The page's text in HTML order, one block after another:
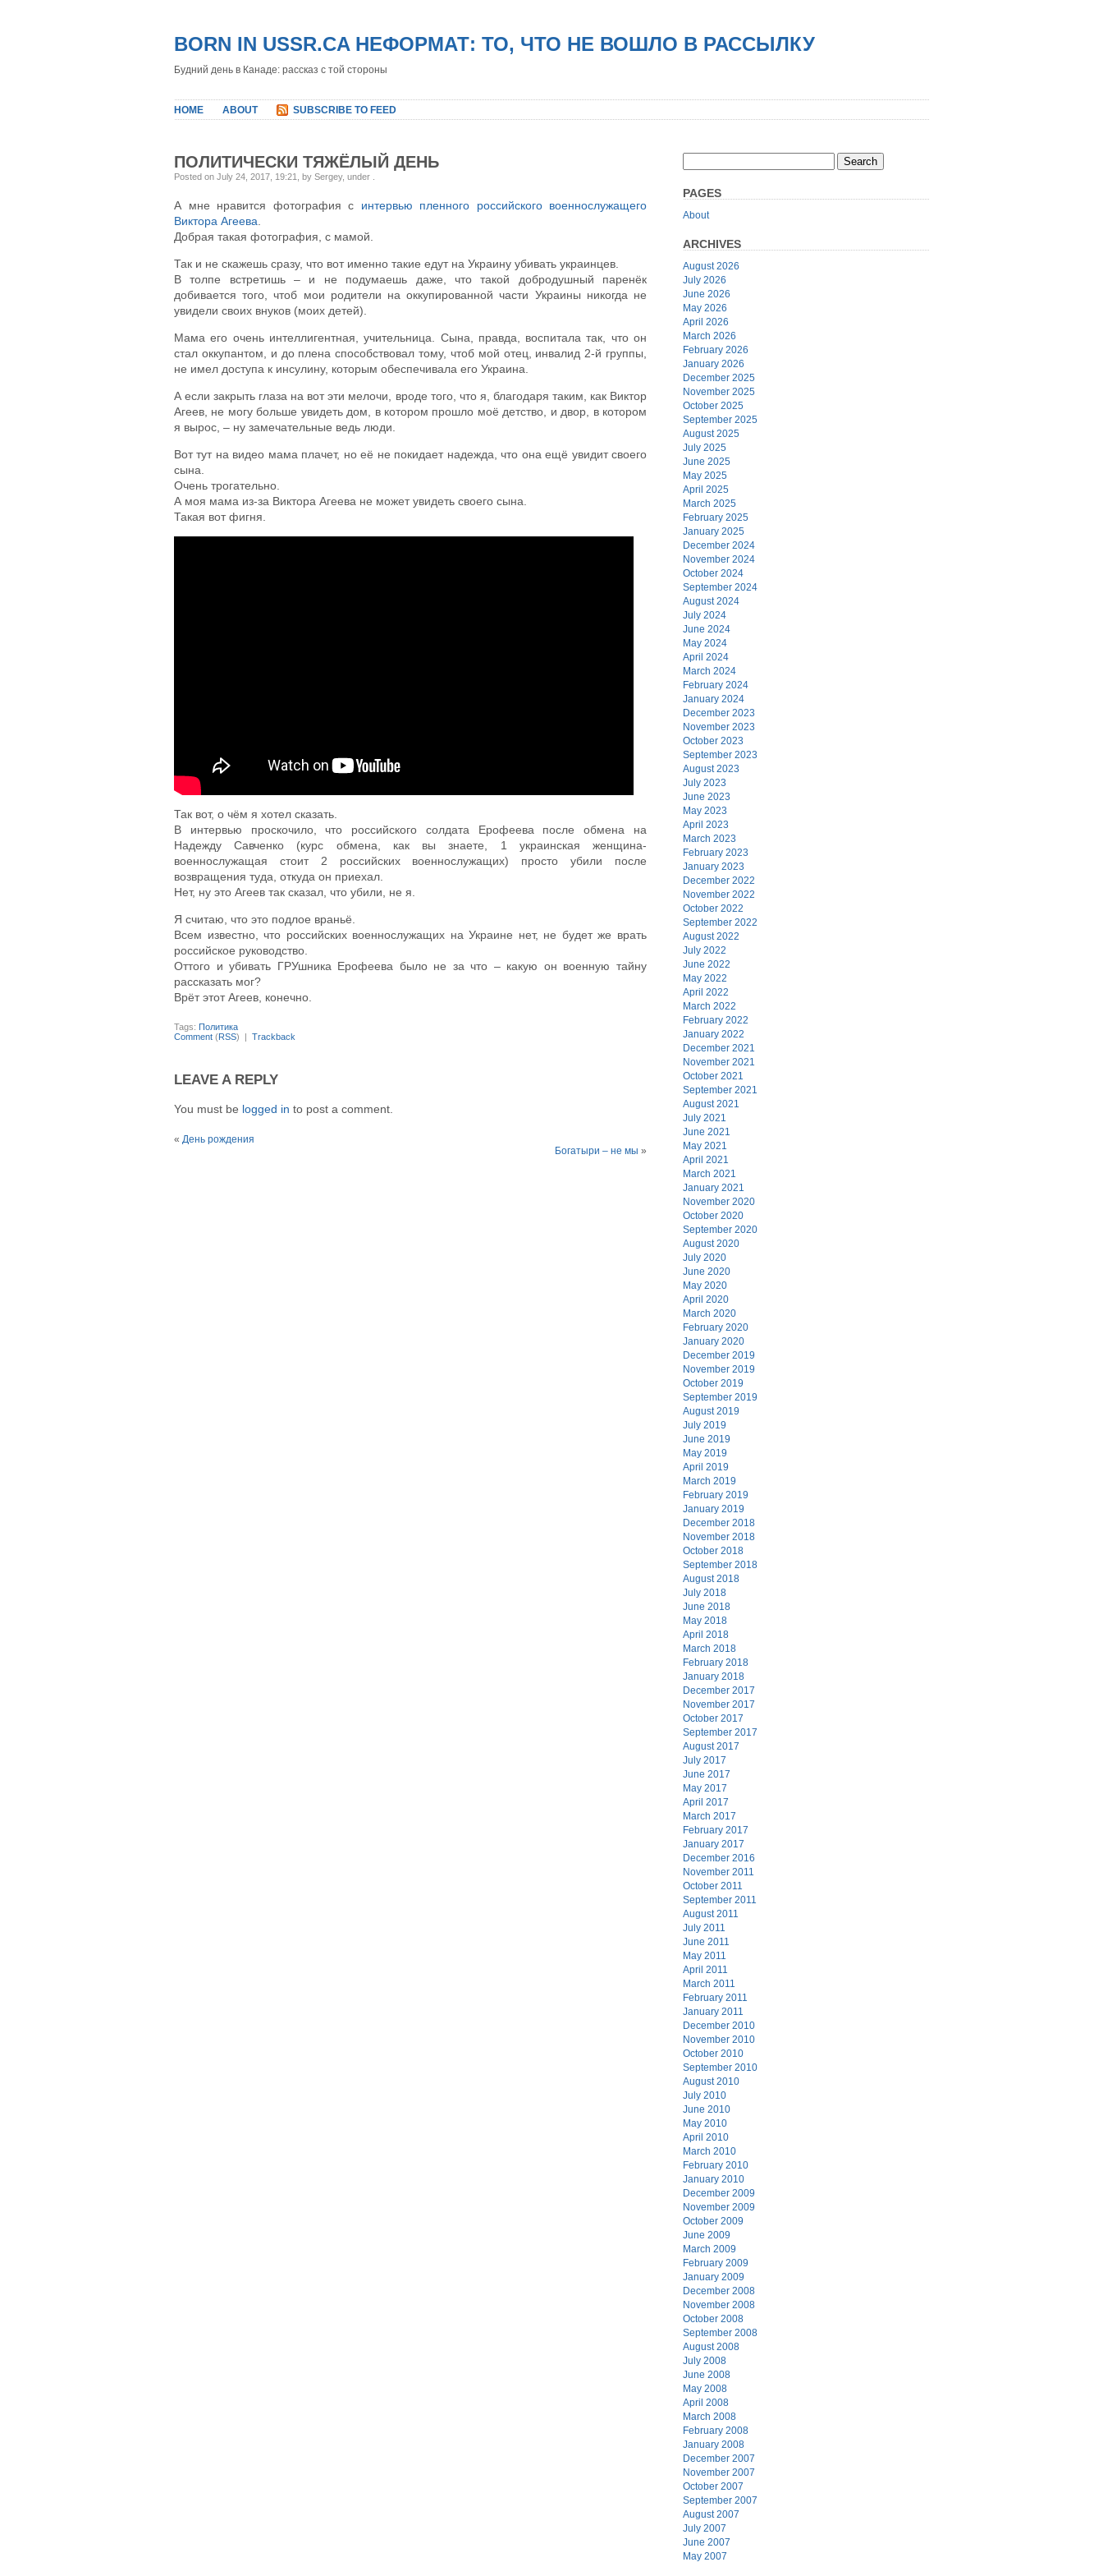
BORN IN USSR.CA НЕФОРМАТ: ТО, ЧТО НЕ ВОШЛО В РАССЫЛКУ
Будний день в Канаде: рассказ с той стороны
HOME ABOUT SUBSCRIBE TO FEED
ПОЛИТИЧЕСКИ ТЯЖЁЛЫЙ ДЕНЬ
Posted on July 24, 2017, 19:21, by Sergey, under
А мне нравится фотография с интервью пленного российского военнослужащего
Виктора Агеева
Добрая такая фотография, с мамой.
Так и не скажешь сразу, что вот именно такие едут на Украину убивать украинцев.
В толпе встретишь – и не подумаешь даже, что такой добродушный паренёк
добивается того, чтоб мои родители на оккупированной части Украины никогда не
увидели своих внуков (моих детей).
Мама его очень интеллигентная, учительница. Сына, правда, воспитала так, что он
стал оккупантом, и до плена способствовал тому, чтоб мой отец, инвалид 2-й группы,
не имел доступа к инсулину, которым обеспечивала его Украина.
А если закрыть глаза на вот эти мелочи, вроде того, что я, благодаря таким, как Виктор
Агеев, не могу больше увидеть дом, в котором прошло моё детство, и двор, в котором
я вырос, – ну замечательные ведь люди.
Вот тут на видео мама плачет, но её не покидает надежда, что она ещё увидит своего
сына.
Очень трогательно.
А моя мама из-за Виктора Агеева не может увидеть своего сына.
Такая вот фигня.
Так вот, о чём я хотел сказать.
В интервью проскочило, что российского солдата Ерофеева после обмена на
Надежду Савченко (курс обмена, как вы знаете, 1 украинская женщина-
военнослужащая стоит 2 российских военнослужащих) просто убили после
возвращения туда, откуда он приехал.
Нет, ну это Агеев так сказал, что убили, не я.
Я считаю, что это подлое враньё.
Всем известно, что российских военнослужащих на Украине нет, не будет же врать
российское руководство.
Оттого и убивать ГРУшника Ерофеева было не за что – какую он военную тайну
рассказать мог?
Врёт этот Агеев, конечно.
Tags: Политика
Comment (RSS) | Trackback
LEAVE A REPLY
You must be logged in to post a comment.
« День рождения
Богатыри – не мы »
PAGES
About
ARCHIVES
August 2026
July 2026
June 2026
May 2026
April 2026
March 2026
February 2026
January 2026
December 2025
November 2025
October 2025
September 2025
August 2025
July 2025
June 2025
May 2025
April 2025
March 2025
February 2025
January 2025
December 2024
November 2024
October 2024
September 2024
August 2024
July 2024
June 2024
May 2024
April 2024
March 2024
February 2024
January 2024
December 2023
November 2023
October 2023
September 2023
August 2023
July 2023
June 2023
May 2023
April 2023
March 2023
February 2023
January 2023
December 2022
November 2022
October 2022
September 2022
August 2022
July 2022
June 2022
May 2022
April 2022
March 2022
February 2022
January 2022
December 2021
November 2021
October 2021
September 2021
August 2021
July 2021
June 2021
May 2021
April 2021
March 2021
January 2021
November 2020
October 2020
September 2020
August 2020
July 2020
June 2020
May 2020
April 2020
March 2020
February 2020
January 2020
December 2019
November 2019
October 2019
September 2019
August 2019
July 2019
June 2019
May 2019
April 2019
March 2019
February 2019
January 2019
December 2018
November 2018
October 2018
September 2018
August 2018
July 2018
June 2018
May 2018
April 2018
March 2018
February 2018
January 2018
December 2017
November 2017
October 2017
September 2017
August 2017
July 2017
June 2017
May 2017
April 2017
March 2017
February 2017
January 2017
December 2016
November 2011
October 2011
September 2011
August 2011
July 2011
June 2011
May 2011
April 2011
March 2011
February 2011
January 2011
December 2010
November 2010
October 2010
September 2010
August 2010
July 2010
June 2010
May 2010
April 2010
March 2010
February 2010
January 2010
December 2009
November 2009
October 2009
June 2009
March 2009
February 2009
January 2009
December 2008
November 2008
October 2008
September 2008
August 2008
July 2008
June 2008
May 2008
April 2008
March 2008
February 2008
January 2008
December 2007
November 2007
October 2007
September 2007
August 2007
July 2007
June 2007
May 2007